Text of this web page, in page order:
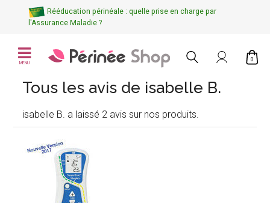
Rééducation périnéale : quelle prise en charge par
l'Assurance Maladie ?
MENU
0
Tous les avis de isabelle B.
isabelle B. a laissé 2 avis sur nos produits.